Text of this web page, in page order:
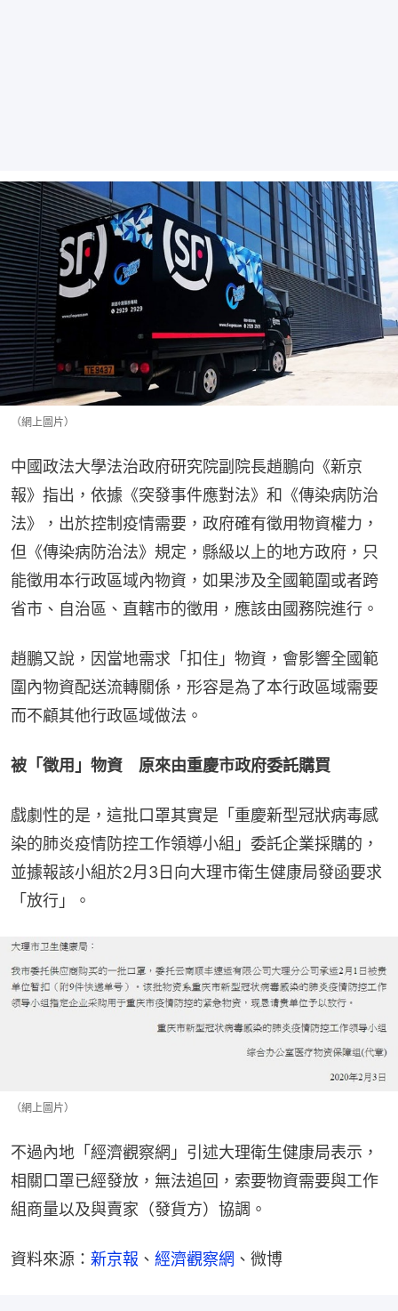
（網上圖片）
中國政法大學法治政府研究院副院長趙鵬向《新京
報》指出，依據《突發事件應對法》和《傳染病防治
法》，出於控制疫情需要，政府確有徵用物資權力，
但《傳染病防治法》規定，縣級以上的地方政府，只
能徵用本行政區域內物資，如果涉及全國範圍或者跨
省市、自治區、直轄市的徵用，應該由國務院進行。
趙鵬又說，因當地需求「扣住」物資，會影響全國範
圍內物資配送流轉關係，形容是為了本行政區域需要
而不顧其他行政區域做法。
被「徵用」物資　原來由重慶市政府委託購買
戲劇性的是，這批口罩其實是「重慶新型冠狀病毒感
染的肺炎疫情防控工作領導小組」委託企業採購的，
並據報該小組於2月3日向大理市衛生健康局發函要求
「放行」。
（網上圖片）
不過內地「經濟觀察網」引述大理衛生健康局表示，
相關口罩已經發放，無法追回，索要物資需要與工作
組商量以及與賣家（發貨方）協調。
資料來源： 新京報 、 經濟觀察網 、微博